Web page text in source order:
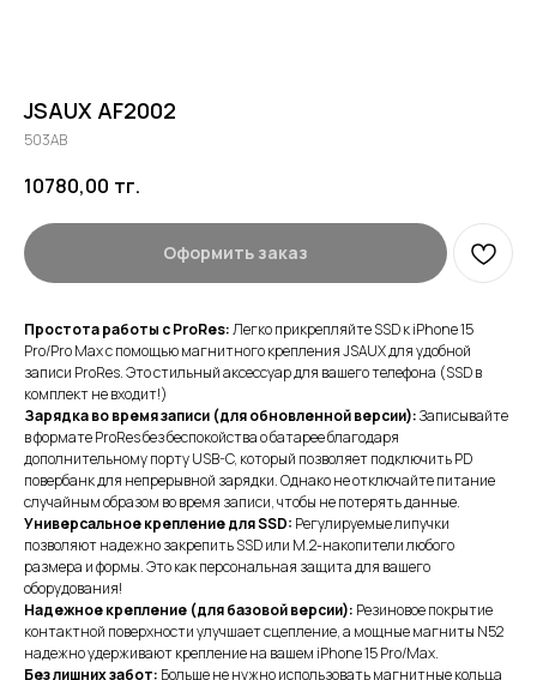
JSAUX AF2002
503AB
10780,00 тг.
Оформить заказ
Простота работы с ProRes:Легко прикрепляйте SSD к iPhone 15
Pro/Pro Max с помощью магнитного крепления JSAUX для удобной
записи ProRes. Это стильный аксессуар для вашего телефона (SSD в
комплект не входит!)
Зарядка во время записи (для обновленной версии):Записывайте
в формате ProRes без беспокойства о батарее благодаря
дополнительному порту USB-C, который позволяет подключить PD
повербанк для непрерывной зарядки. Однако не отключайте питание
случайным образом во время записи, чтобы не потерять данные.
Универсальное крепление для SSD: Регулируемые липучки
позволяют надежно закрепить SSD или M.2-накопители любого
размера и формы. Это как персональная защита для вашего
оборудования!
Надежное крепление (для базовой версии): Резиновое покрытие
контактной поверхности улучшает сцепление, а мощные магниты N52
надежно удерживают крепление на вашем iPhone 15 Pro/Max.
Без лишних забот: Больше не нужно использовать магнитные кольца